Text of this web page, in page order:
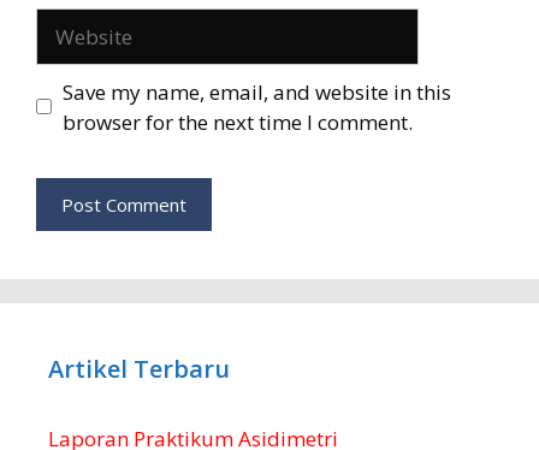
Save my name, email, and website in this
browser for the next time I comment.
Artikel Terbaru
Laporan Praktikum Asidimetri